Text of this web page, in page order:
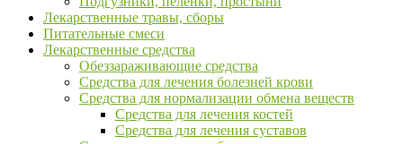
Лекарственные травы, сборы
Питательные смеси
Лекарственные средства
Обеззараживающие средства
Средства для лечения болезней крови
Средства для нормализации обмена веществ
Средства для лечения костей
Средства для лечения суставов